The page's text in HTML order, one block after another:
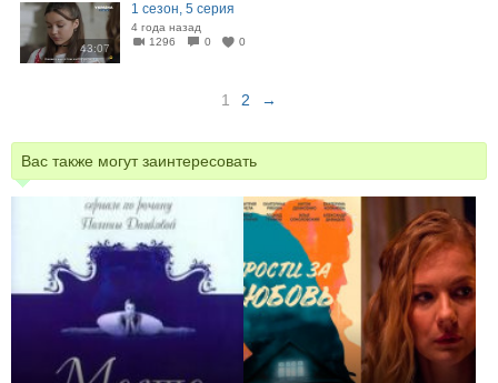
43:07
1 сезон, 5 серия
4 года назад
1296
0 0
1 2 →
Вас также могут заинтересовать